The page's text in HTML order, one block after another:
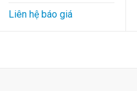
Liên hệ báo giá